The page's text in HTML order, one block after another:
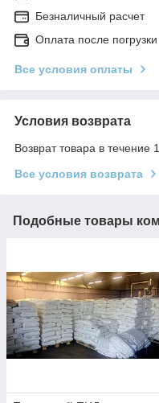
Безналичный расчет
Оплата после
Все условия оплаты
Условия возврата
Возврат товара в течение
Все условия возврата
Подобные товары